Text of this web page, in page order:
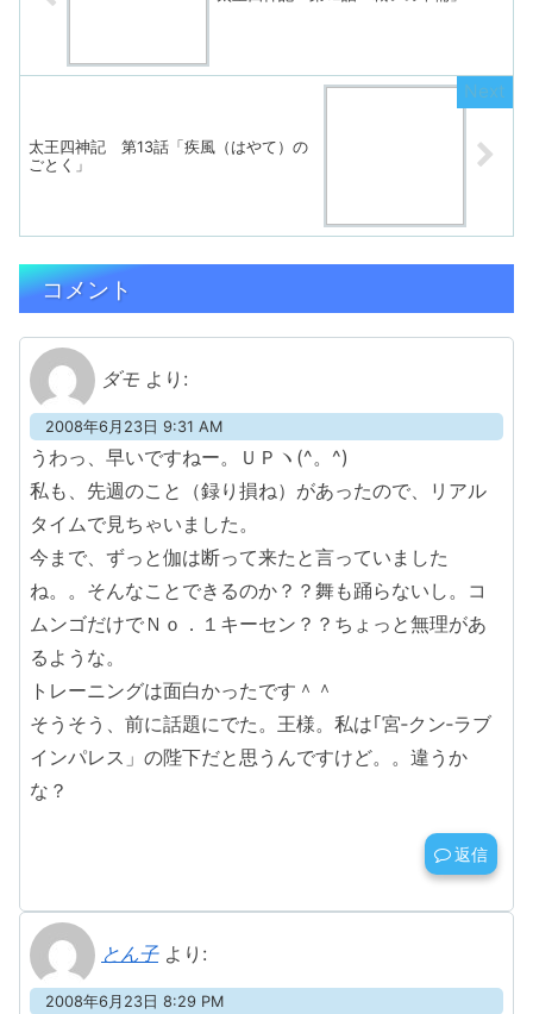
太王四神記 第13話「疾風（はやて）の
ごとく」
コメント
ダモ より:
2008年6月23日 9:31 AM
うわっ、早いですねー。ＵＰヽ(^。^)
私も、先週のこと（録り損ね）があったので、リアル
タイムで見ちゃいました。
今まで、ずっと伽は断って来たと言っていました
ね。。そんなことできるのか？？舞も踊らないし。コ
ムンゴだけでＮｏ．１キーセン？？ちょっと無理があ
るような。
トレーニングは面白かったです＾＾
そうそう、前に話題にでた。王様。私は｢宮‐クン‐ラブ
インパレス」の陛下だと思うんですけど。。違うか
な？
返信
とん子 より:
2008年6月23日 8:29 PM